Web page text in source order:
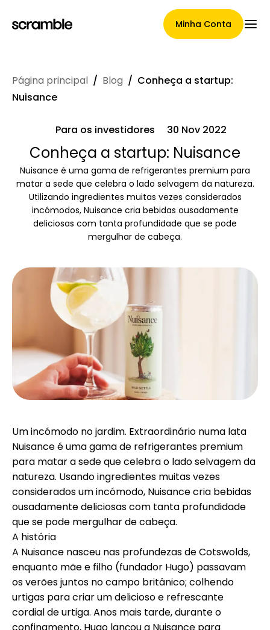
Minha Conta
Termos de cessão de
reclamações
Galeria de Marcas
Seleção de Marca
Calculadoras
Histórico de Rondas
Blog
Contacte-nos
Ajuda
Minha Conta
Página principal / Blog / Conheça a startup:
Nuisance
Para os investidores 30 Nov 2022
Conheça a startup: Nuisance
Nuisance é uma gama de refrigerantes premium para
matar a sede que celebra o lado selvagem da natureza.
Utilizando ingredientes muitas vezes considerados
incómodos, Nuisance cria bebidas ousadamente
deliciosas com tanta profundidade que se pode
mergulhar de cabeça.
Um incómodo no jardim. Extraordinário numa lata
Nuisance é uma gama de refrigerantes premium
para matar a sede que celebra o lado selvagem da
natureza. Usando ingredientes muitas vezes
considerados um incómodo, Nuisance cria bebidas
ousadamente deliciosas com tanta profundidade
que se pode mergulhar de cabeça.
A história
A Nuisance nasceu nas profundezas de Cotswolds,
enquanto mãe e filho (fundador Hugo) passavam
os verões juntos no campo britânico; colhendo
urtigas para criar um delicioso e refrescante
cordial de urtiga. Anos mais tarde, durante o